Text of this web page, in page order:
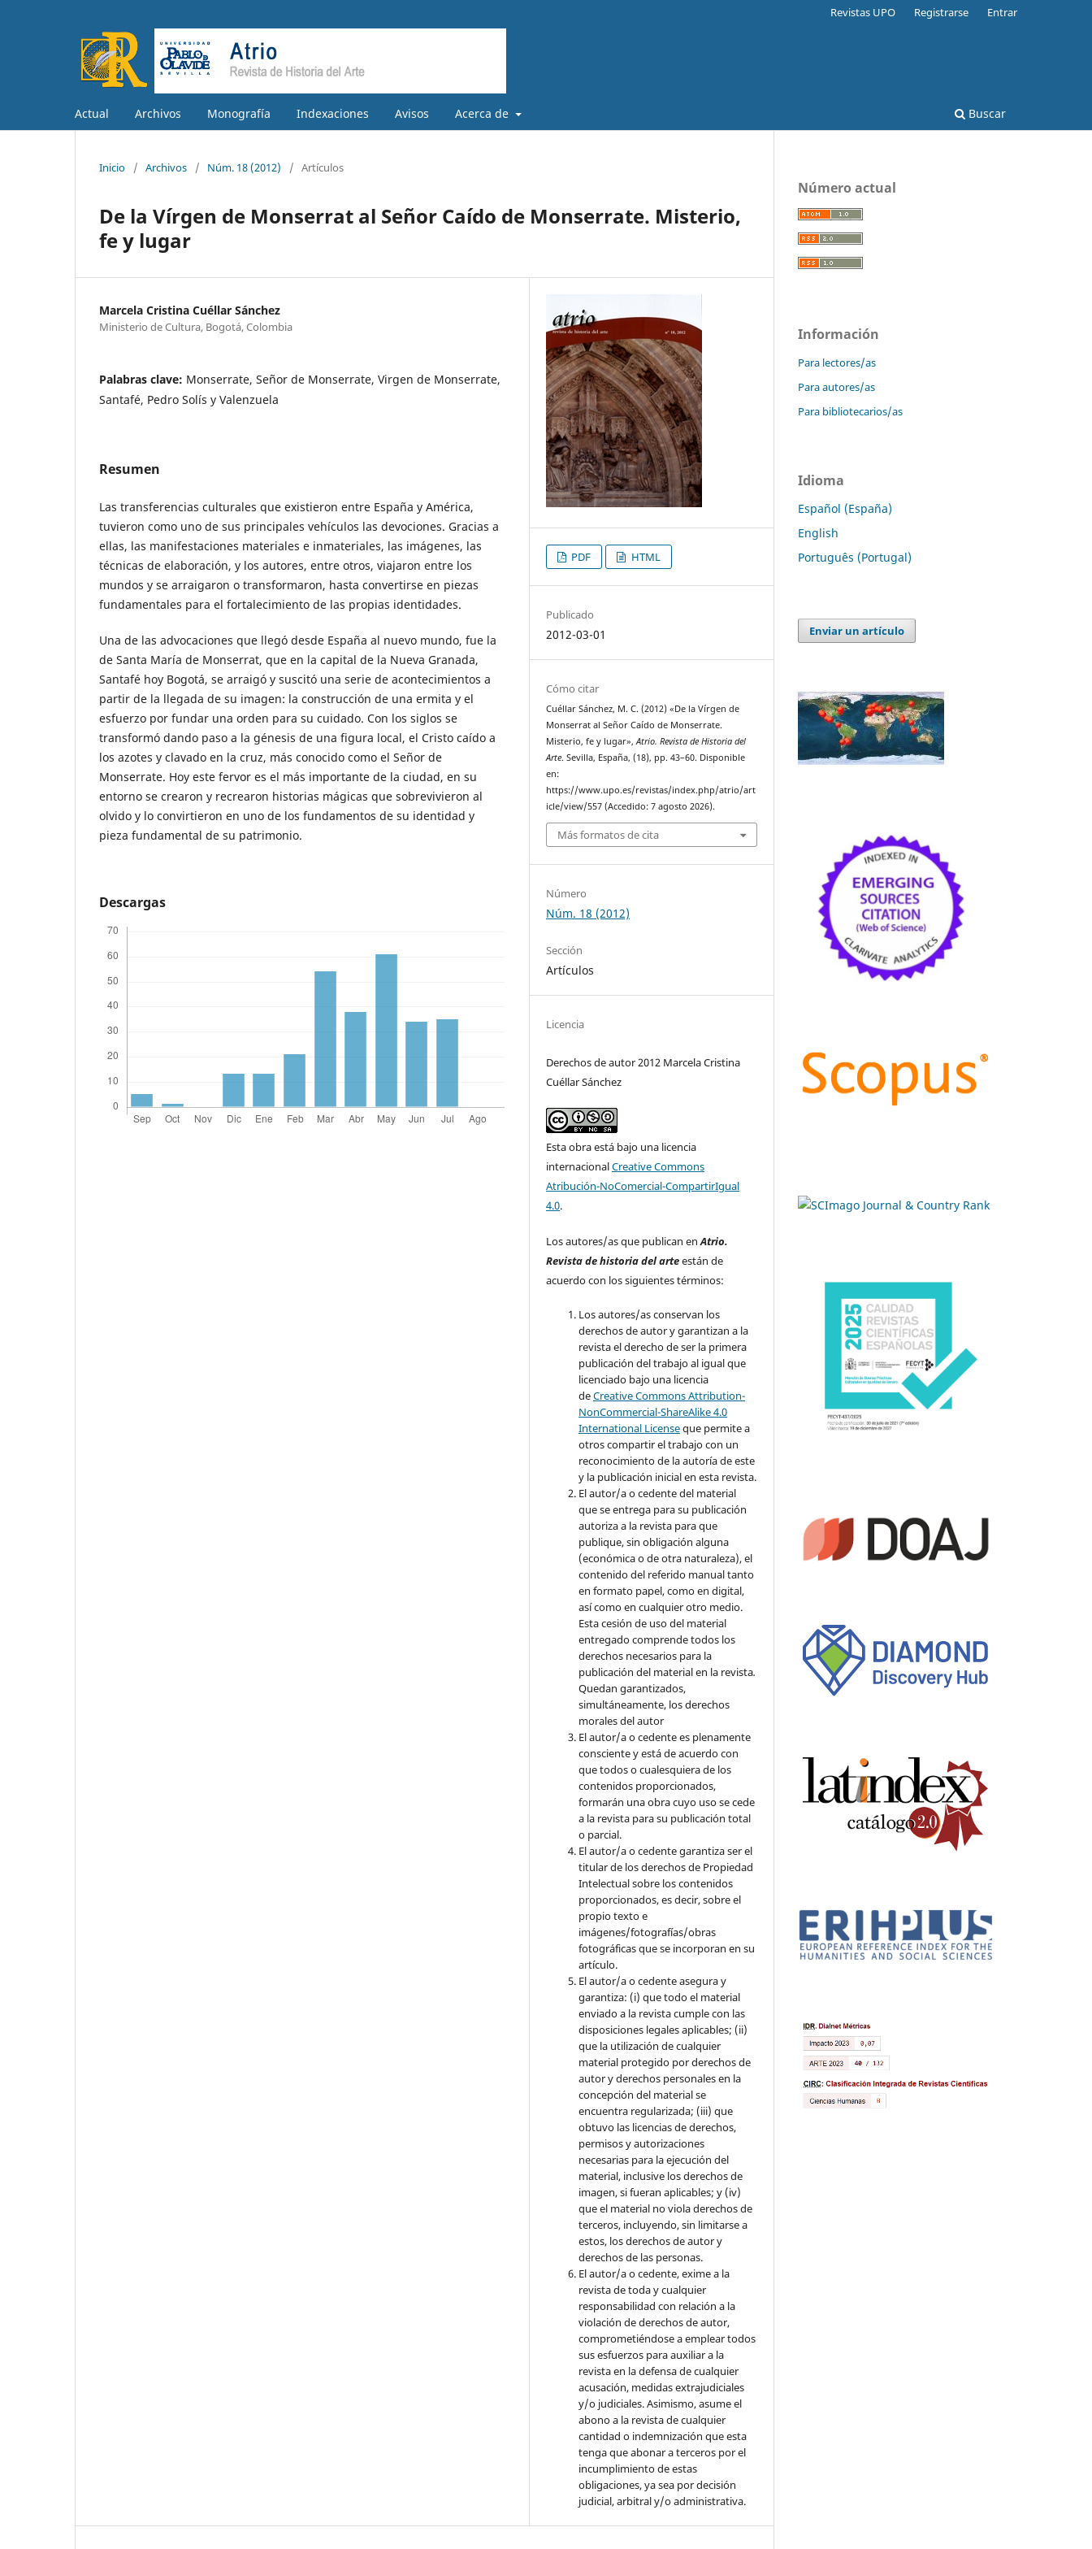
Actual Archivos Monografía Indexaciones Avisos Acerca de Buscar
Revistas UPO Registrarse Entrar
Inicio / Archivos / Núm. 18 (2012) / Artículos
De la Vírgen de Monserrat al Señor Caído de Monserrate. Misterio,
fe y lugar
Marcela Cristina Cuéllar Sánchez
Ministerio de Cultura, Bogotá, Colombia
Palabras clave: Monserrate, Señor de Monserrate, Virgen de Monserrate,
Santafé, Pedro Solís y Valenzuela
Resumen
Las transferencias culturales que existieron entre España y América,
tuvieron como uno de sus principales vehículos las devociones. Gracias a
ellas, las manifestaciones materiales e inmateriales, las imágenes, las
técnicas de elaboración, y los autores, entre otros, viajaron entre los
mundos y se arraigaron o transformaron, hasta convertirse en piezas
fundamentales para el fortalecimiento de las propias identidades.
Una de las advocaciones que llegó desde España al nuevo mundo, fue la
de Santa María de Monserrat, que en la capital de la Nueva Granada,
Santafé hoy Bogotá, se arraigó y suscitó una serie de acontecimientos a
partir de la llegada de su imagen: la construcción de una ermita y el
esfuerzo por fundar una orden para su cuidado. Con los siglos se
transformó dando paso a la génesis de una figura local, el Cristo caído a
los azotes y clavado en la cruz, más conocido como el Señor de
Monserrate. Hoy este fervor es el más importante de la ciudad, en su
entorno se crearon y recrearon historias mágicas que sobrevivieron al
olvido y lo convirtieron en uno de los fundamentos de su identidad y
pieza fundamental de su patrimonio.
Descargas
PDF HTML
Publicado
2012-03-01
Cómo citar
Cuéllar Sánchez, M. C. (2012) «De la Vírgen de
Monserrat al Señor Caído de Monserrate.
Misterio, fe y lugar»,Atrio. Revista de Historia del
Arte. Sevilla, España, (18), pp. 43–60. Disponible
en:
https://www.upo.es/revistas/index.php/atrio/art
icle/view/557 (Accedido: 7 agosto 2026).
Más formatos de cita
Número
Núm. 18 (2012)
Sección
Artículos
Licencia
Derechos de autor 2012 Marcela Cristina
Cuéllar Sánchez
Esta obra está bajo una licencia
internacionalCreative Commons
Atribución-NoComercial-CompartirIgual
4.0.
Los autores/as que publican enAtrio.
Revista de historia del arteestán de
acuerdo con los siguientes términos:
Los autores/as conservan los
derechos de autor y garantizan a la
revista el derecho de ser la primera
publicación del trabajo al igual que
licenciado bajo una licencia
deCreative Commons Attribution-
NonCommercial-ShareAlike 4.0
International Licenseque permite a
otros compartir el trabajo con un
reconocimiento de la autoría de este
y la publicación inicial en esta revista.
El autor/a o cedente del material
que se entrega para su publicación
autoriza a la revista para que
publique, sin obligación alguna
(económica o de otra naturaleza), el
contenido del referido manual tanto
en formato papel, como en digital,
así como en cualquier otro medio.
Esta cesión de uso del material
entregado comprende todos los
derechos necesarios para la
publicación del material en la revista.
Quedan garantizados,
simultáneamente, los derechos
morales del autor
El autor/a o cedente es plenamente
consciente y está de acuerdo con
que todos o cualesquiera de los
contenidos proporcionados,
formarán una obra cuyo uso se cede
a la revista para su publicación total
o parcial.
El autor/a o cedente garantiza ser el
titular de los derechos de Propiedad
Intelectual sobre los contenidos
proporcionados, es decir, sobre el
propio texto e
imágenes/fotografías/obras
fotográficas que se incorporan en su
artículo.
El autor/a o cedente asegura y
garantiza: (i) que todo el material
enviado a la revista cumple con las
disposiciones legales aplicables; (ii)
que la utilización de cualquier
material protegido por derechos de
autor y derechos personales en la
concepción del material se
encuentra regularizada; (iii) que
obtuvo las licencias de derechos,
permisos y autorizaciones
necesarias para la ejecución del
material, inclusive los derechos de
imagen, si fueran aplicables; y (iv)
que el material no viola derechos de
terceros, incluyendo, sin limitarse a
estos, los derechos de autor y
derechos de las personas.
El autor/a o cedente, exime a la
revista de toda y cualquier
responsabilidad con relación a la
violación de derechos de autor,
comprometiéndose a emplear todos
sus esfuerzos para auxiliar a la
revista en la defensa de cualquier
acusación, medidas extrajudiciales
y/o judiciales. Asimismo, asume el
abono a la revista de cualquier
cantidad o indemnización que esta
tenga que abonar a terceros por el
incumplimiento de estas
obligaciones, ya sea por decisión
judicial, arbitral y/o administrativa.
Número actual
Información
Para lectores/as
Para autores/as
Para bibliotecarios/as
Idioma
Español (España)
English
Português (Portugal)
Enviar un artículo